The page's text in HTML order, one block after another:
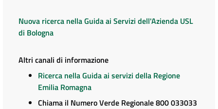
Nuova ricerca nella Guida ai Servizi dell'Azienda USL
di Bologna
Altri canali di informazione
Ricerca nella Guida ai servizi della Regione
Emilia Romagna
Chiama il Numero Verde Regionale 800 033033